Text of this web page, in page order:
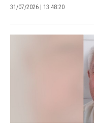
31/07/2026 | 13:48:20